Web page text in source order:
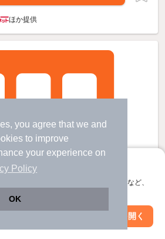
you agree that we and
to improve
your experience on
Policy
OK
て、サクサクお部屋探し
ぐ使える。マップ検索やお気に入り保存など、
アプリを開く
ほか提供
絞り込み条件を変更